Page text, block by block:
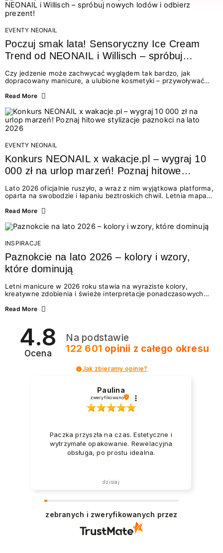
EVENTY NEONAIL
Poczuj smak lata! Sensoryczny Ice Cream
Trend od NEONAIL i Willisch – spróbuj
nowych lodów i odbierz prezent!
Czy jedzenie może zachwycać wyglądem tak bardzo, jak
dopracowany manicure, a ulubione kosmetyki – przywoływać
świata beauty i oszałamiających deserów to coś więcej niż
zmysłami: przez soczysty kolor, aksamitną teksturę,
orzeźwiający zapach i słodki akcent na podniebieniu. Tego lata
NEONAIL łączy siły z marką Willisch, tworząc unikalny projekt
na styku jedzenia i piękna....
Read More
EVENTY NEONAIL
Konkurs NEONAIL x wakacje.pl – wygraj 10
000 zł na urlop marzeń! Poznaj hitowe
Lato 2026 oficjalnie ruszyło, a wraz z nim wyjątkowa platforma,
oparta na swobodzie i łapaniu beztroskich chwil. Letnia mapa
doświadczenia wakacji – od spontanicznych wyjazdów, przez
Motywem przewodnim jest eksplorowanie i kolekcjonowanie
letnich momentów. Z tej okazji przygotowaliśmy coś absolutnie
wyjątkowego: wielki konkurs z wakacje.pl oraz dawkę
najgorętszych trendów w...
Read More
INSPIRACJE
Paznokcie na lato 2026 – kolory i wzory,
które dominują
Letni manicure w 2026 roku stawia na wyraziste kolory,
kreatywne zdobienia i świeże interpretacje ponadczasowych
zarówno energetycznych odcieni inspirowanych wakacjami, jak
2026? Znajdź inspirację dla swojego manicure!
Read More
4.8
Ocena
Na podstawie
122 601 opinii z całego okresu
Jak zbieramy opinie?
Paulina
zweryfikowano
Paczka przyszła na czas. Estetyczne i
wytrzymałe opakowanie. Rewelacyjna
obsługa, po prostu idealna.
dzisiaj
zebranych i zweryfikowanych przez